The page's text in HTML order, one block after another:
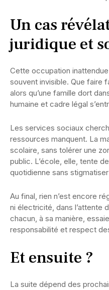
Un cas
juridique et
Cette occupation
souvent invisible. Que faire
alors qu’une famille dort
humaine et cadre légal
Les services sociaux
ressources manquent. La
scolaire, sans tolérer une
public. L’école, elle, tente
quotidienne sans
Au final, rien n’est encore
ni électricité, dans l’attente
chacun, à sa manière,
responsabilité et respect
Et ensuite ?
La suite dépend des